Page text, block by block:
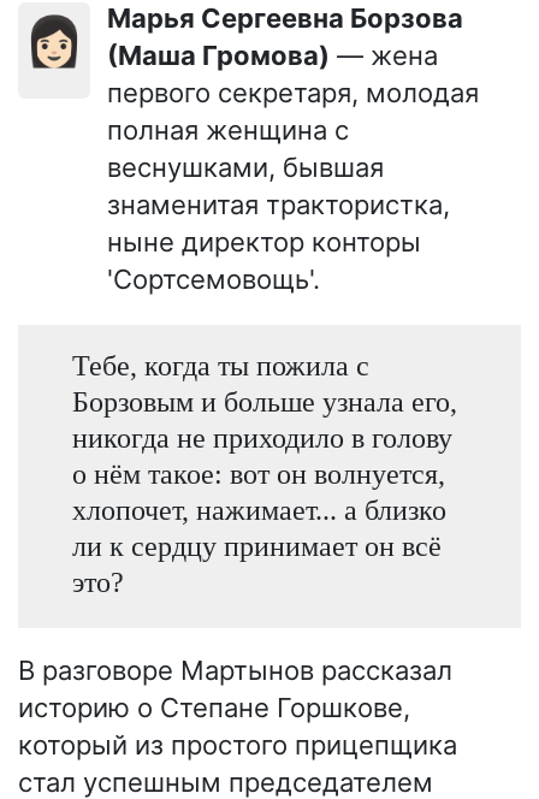
👩🏻
Марья Сергеевна Борзова
(Маша Громова) — жена
первого секретаря, молодая
полная женщина с
веснушками, бывшая
знаменитая трактористка,
ныне директор конторы
'Сортсемовощь'.
Тебе, когда ты пожила с
Борзовым и больше узнала его,
никогда не приходило в голову
о нём такое: вот он волнуется,
хлопочет, нажимает... а близко
ли к сердцу принимает он всё
это?
В разговоре Мартынов рассказал
историю о Степане Горшкове,
который из простого прицепщика
стал успешным председателем